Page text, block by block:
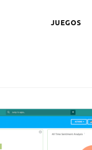
JUEGOS